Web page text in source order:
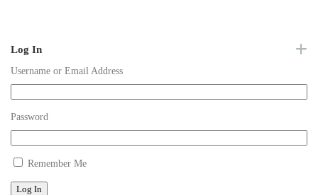
Log In
Username or Email Address
Password
Remember Me
Log In